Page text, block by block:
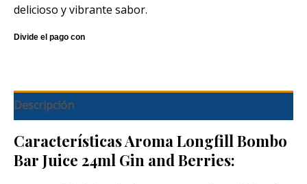
delicioso y vibrante sabor.
Descripción
Características Aroma Longfill Bombo
Bar Juice 24ml Gin and Berries: